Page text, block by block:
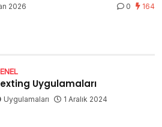
2026 0 164
Uygulamaları
Uygulamaları 1 Aralık 2024